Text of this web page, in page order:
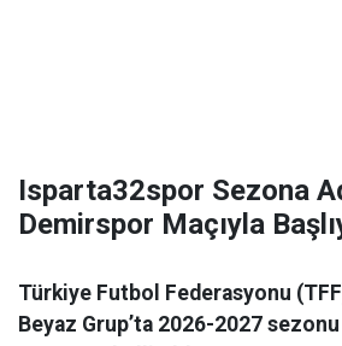
Isparta32spor Sezona
Demirspor Maçıyla
Türkiye Futbol Federasyonu
Beyaz Grup’ta 2026-2027